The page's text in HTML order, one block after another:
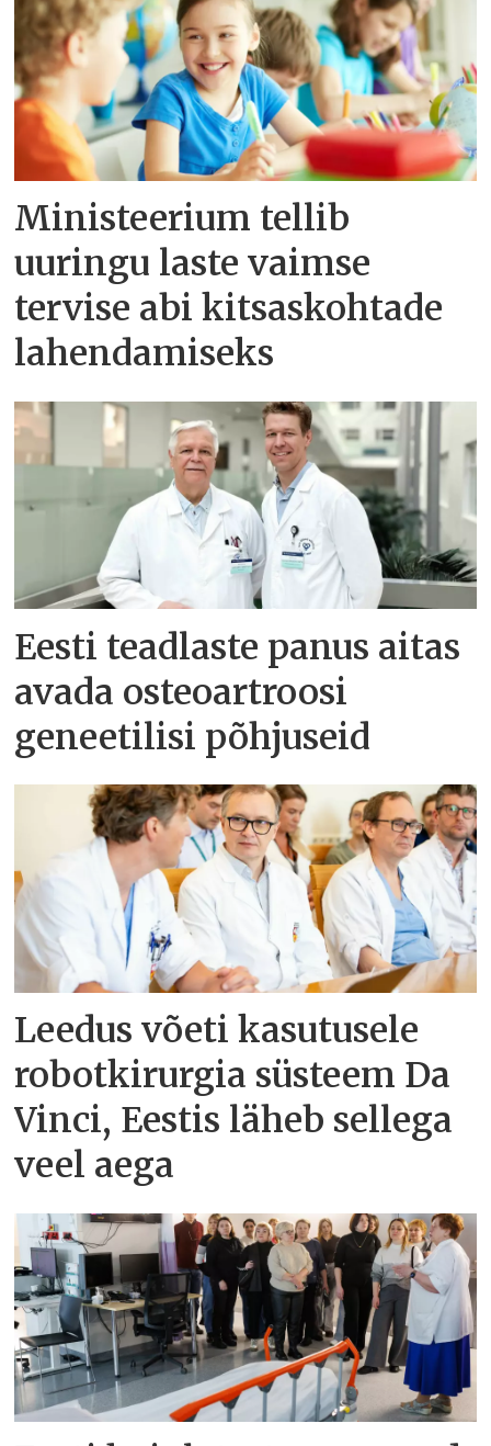
Ministeerium tellib
uuringu laste vaimse
tervise abi kitsaskohtade
lahendamiseks
Eesti teadlaste panus aitas
avada osteoartroosi
geneetilisi põhjuseid
Leedus võeti kasutusele
robotkirurgia süsteem Da
Vinci, Eestis läheb sellega
veel aega